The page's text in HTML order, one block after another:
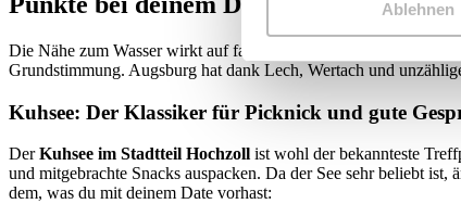
Ablehnen
Die Nähe zum Wasser wirkt auf fast jeden unheimlich
Grundstimmung. Augsburg hat dank Lech, Wertach und
Kuhsee: Der Klassiker für Picknick und gute
DerKuhsee im Stadtteil Hochzoll ist wohl der bekannteste
und mitgebrachte Snacks auspacken. Da der See sehr beliebt
dem, was du mit deinem Date vorhast: